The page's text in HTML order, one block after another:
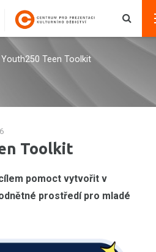
Youth250 Teen Toolkit
Toolkit
pomoct vytvořit v
prostředí pro mladé